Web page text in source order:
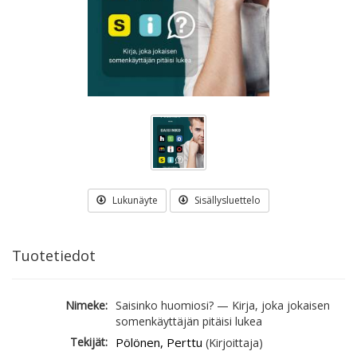
Lukunäyte Sisällysluettelo
Tuotetiedot
Nimeke: Saisinko huomiosi? — Kirja, joka jokaisen
somenkäyttäjän pitäisi lukea
Tekijät: Pölönen, Perttu (Kirjoittaja)